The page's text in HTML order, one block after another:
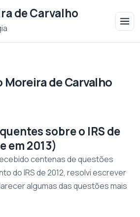
de Carvalho
Moreira de Carvalho
sobre o IRS de
em 2013)
centenas de questões
do IRS de 2012, resolvi escrever
algumas das questões mais